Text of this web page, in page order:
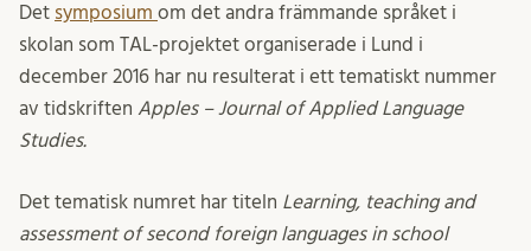
Det symposium om det andra främmande språket i
skolan som TAL-projektet organiserade i Lund i
december 2016 har nu resulterat i ett tematiskt nummer
av tidskriften Apples – Journal of Applied Language
Studies.
Det tematisk numret har titeln Learning, teaching and
assessment of second foreign languages in school